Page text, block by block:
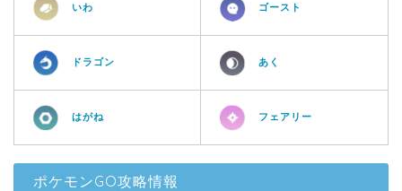
いわ ゴースト
ドラゴン あく
はがね フェアリー
ポケモンGO攻略情報